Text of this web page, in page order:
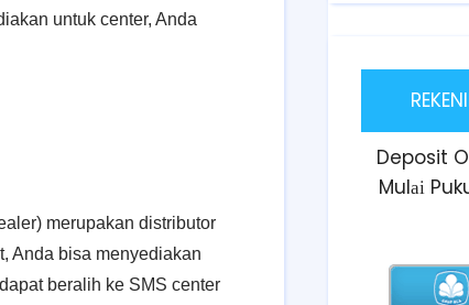
untuk center, Anda
merupakan distributor
Anda bisa menyediakan
beralih ke SMS center
Deposit
Mulаі